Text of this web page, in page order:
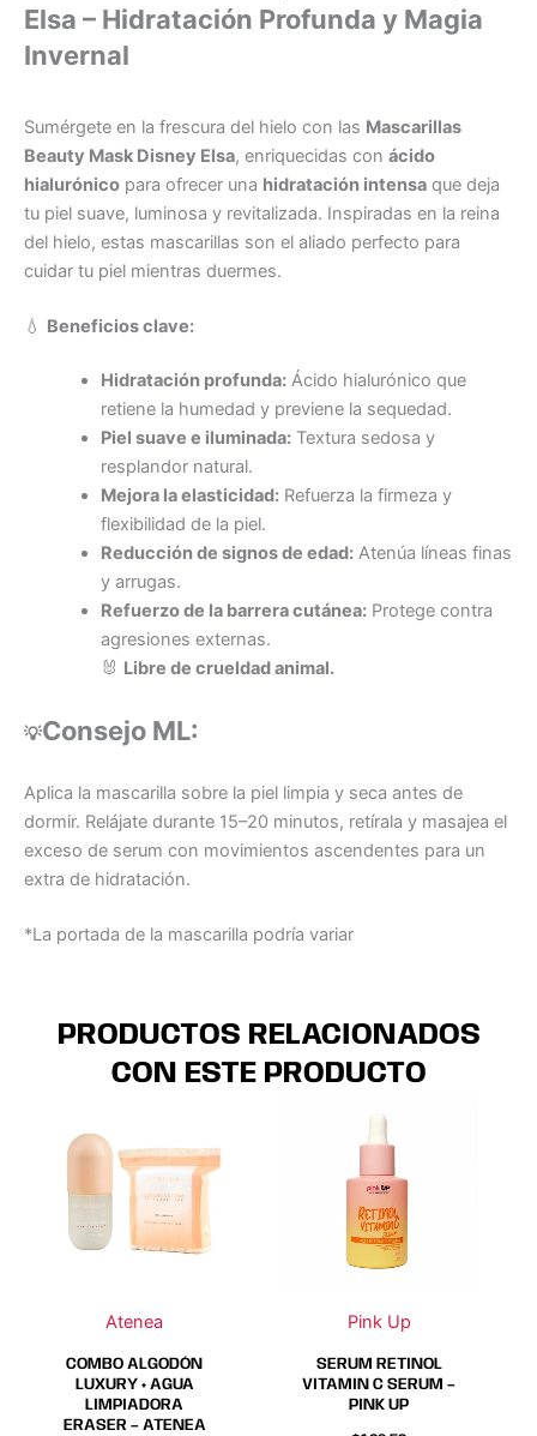
Elsa – Hidratación Profunda y Magia
Invernal
Sumérgete en la frescura del hielo con las Mascarillas
Beauty Mask Disney Elsa, enriquecidas con ácido
hialurónico para ofrecer una hidratación intensa que deja
tu piel suave, luminosa y revitalizada. Inspiradas en la reina
del hielo, estas mascarillas son el aliado perfecto para
cuidar tu piel mientras duermes.
💧 Beneficios clave:
Hidratación profunda:Ácido hialurónico que
retiene la humedad y previene la sequedad.
Piel suave e iluminada:Textura sedosa y
resplandor natural.
Mejora la elasticidad:Refuerza la firmeza y
flexibilidad de la piel.
Reducción de signos de edad:Atenúa líneas finas
y arrugas.
Refuerzo de la barrera cutánea:Protege contra
agresiones externas.
🐰 Libre de crueldad animal.
💡Consejo ML:
Aplica la mascarilla sobre la piel limpia y seca antes de
dormir. Relájate durante 15–20 minutos, retírala y masajea el
exceso de serum con movimientos ascendentes para un
extra de hidratación.
*La portada de la mascarilla podría variar
PRODUCTOS RELACIONADOS
CON ESTE PRODUCTO
Atenea
COMBO ALGODÓN
LUXURY + AGUA
LIMPIADORA
ERASER – ATENEA
Pink Up
SERUM RETINOL
VITAMIN C SERUM –
PINK UP